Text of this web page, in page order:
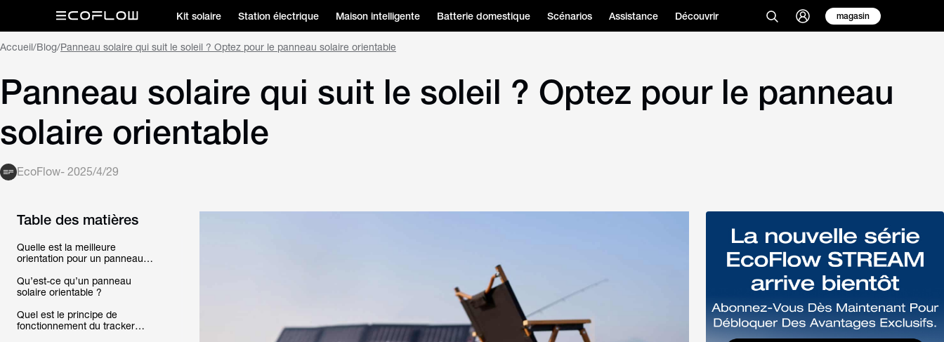
Kit solaire Station électrique Maison intelligente Batterie domestique Scénarios Assistance Découvrir magasin
Accueil/Blog/Panneau solaire qui suit le soleil ? Optez pour le panneau solaire orientable
Panneau solaire qui suit le soleil ? Optez pour le panneau
solaire orientable
EcoFlow- 2025/4/29
Table des matières
Quelle est la meilleure
orientation pour un panneau
Qu’est-ce qu’un panneau
solaire orientable ?
Quel est le principe de
fonctionnement du tracker